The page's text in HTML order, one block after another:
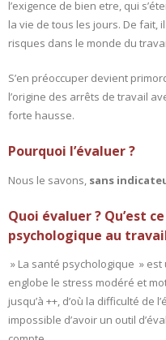
- Coaching
BLOG
l’exigence de bien etre, qui
la vie de tous les jours. De fait,
risques dans le monde du
S’en préoccuper devient
l’origine des arrêts de travail
forte hausse.
Pourquoi l’évaluer ?
Nous le savons, sans
Quoi évaluer ? Qu’est
psychologique au
» La santé psychologique »
englobe le stress modéré et
jusqu’à ++, d’où la difficulté de
impossible d’avoir un outil